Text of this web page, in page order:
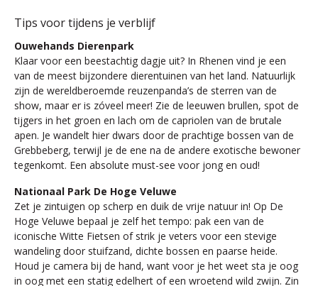
Tips voor tijdens je verblijf
Ouwehands Dierenpark
Klaar voor een beestachtig dagje uit? In Rhenen vind je een
van de meest bijzondere dierentuinen van het land. Natuurlijk
zijn de wereldberoemde reuzenpanda’s de sterren van de
show, maar er is zóveel meer! Zie de leeuwen brullen, spot de
tijgers in het groen en lach om de capriolen van de brutale
apen. Je wandelt hier dwars door de prachtige bossen van de
Grebbeberg, terwijl je de ene na de andere exotische bewoner
tegenkomt. Een absolute must-see voor jong en oud!
Nationaal Park De Hoge Veluwe
Zet je zintuigen op scherp en duik de vrije natuur in! Op De
Hoge Veluwe bepaal je zelf het tempo: pak een van de
iconische Witte Fietsen of strik je veters voor een stevige
wandeling door stuifzand, dichte bossen en paarse heide.
Houd je camera bij de hand, want voor je het weet sta je oog
in oog met een statig edelhert of een wroetend wild zwijn. Zin